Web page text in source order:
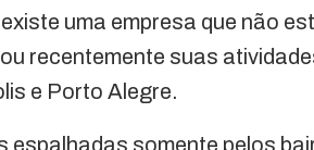
uma empresa que não
recentemente suas
e Porto Alegre.
espalhadas somente pelos